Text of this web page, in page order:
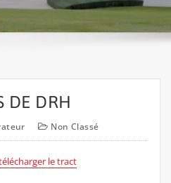
DE DRH
Non Classé
le tract